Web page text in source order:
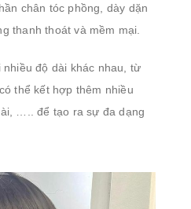
chân tóc phồng, dày dặn
thanh thoát và mềm mại.
độ dài khác nhau, từ
thể kết hợp thêm nhiều
….. để tạo ra sự đa dạng